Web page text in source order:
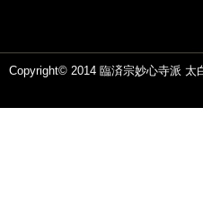
Copyright© 2014 臨済宗妙心寺派 太